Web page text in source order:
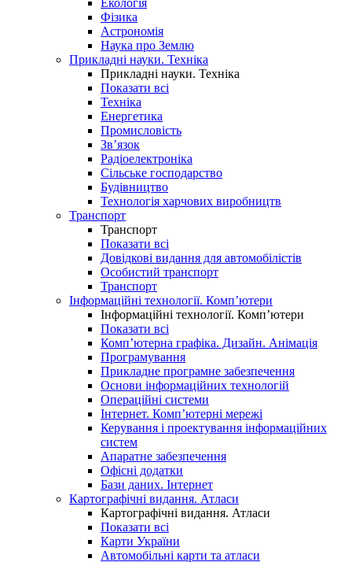
Екологія
Фізика
Астрономія
Наука про Землю
Прикладні науки. Техніка
Прикладні науки. Техніка
Показати всі
Техніка
Енергетика
Промисловість
Зв’язок
Радіоелектроніка
Сільське господарство
Будівництво
Технологія харчових виробництв
Транспорт
Транспорт
Показати всі
Довідкові видання для автомобілістів
Особистий транспорт
Транспорт
Інформаційні технології. Комп’ютери
Інформаційні технології. Комп’ютери
Показати всі
Комп’ютерна графіка. Дизайн. Анімація
Програмування
Прикладне програмне забезпечення
Основи інформаційних технологій
Операційні системи
Інтернет. Комп’ютерні мережі
Керування і проектування інформаційних
систем
Апаратне забезпечення
Офісні додатки
Бази даних. Інтернет
Картографічні видання. Атласи
Картографічні видання. Атласи
Показати всі
Карти України
Автомобільні карти та атласи